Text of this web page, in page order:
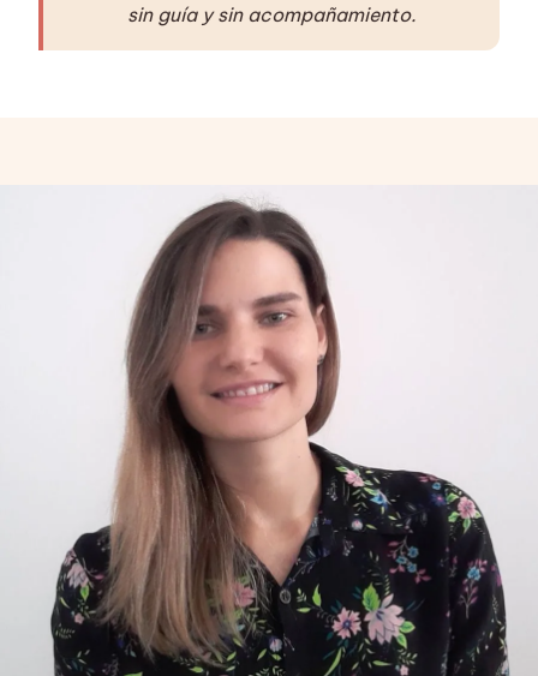
sin guía y sin acompañamiento.